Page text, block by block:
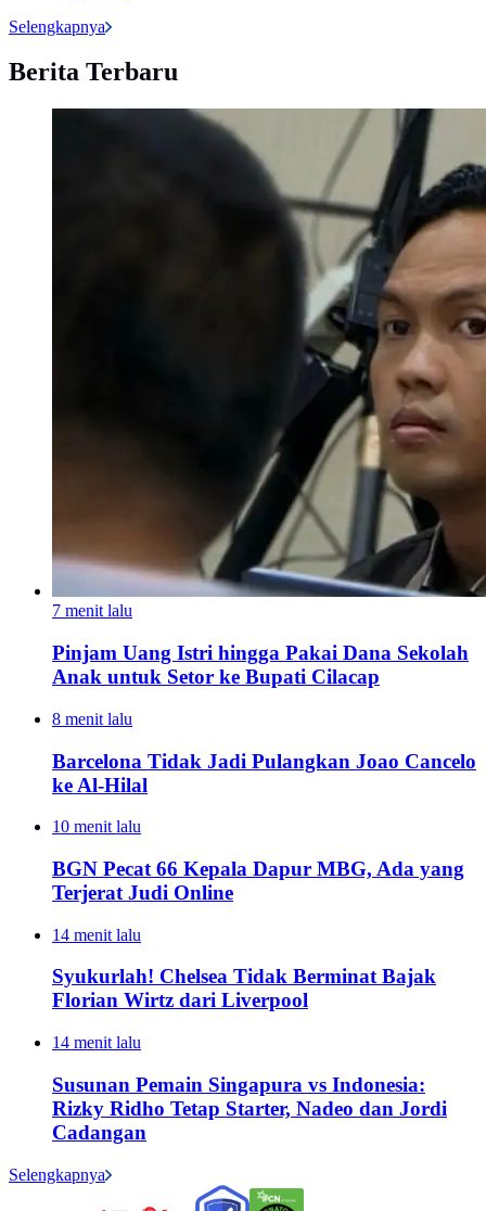
Selengkapnya
Berita Terbaru
7 menit lalu
Pinjam Uang Istri hingga Pakai Dana Sekolah
Anak untuk Setor ke Bupati Cilacap
8 menit lalu
Barcelona Tidak Jadi Pulangkan Joao Cancelo
ke Al-Hilal
10 menit lalu
BGN Pecat 66 Kepala Dapur MBG, Ada yang
Terjerat Judi Online
14 menit lalu
Syukurlah! Chelsea Tidak Berminat Bajak
Florian Wirtz dari Liverpool
14 menit lalu
Susunan Pemain Singapura vs Indonesia:
Rizky Ridho Tetap Starter, Nadeo dan Jordi
Cadangan
Selengkapnya